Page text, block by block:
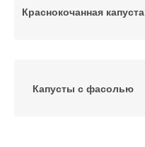
Краснокочанная капуста
Капусты с фасолью